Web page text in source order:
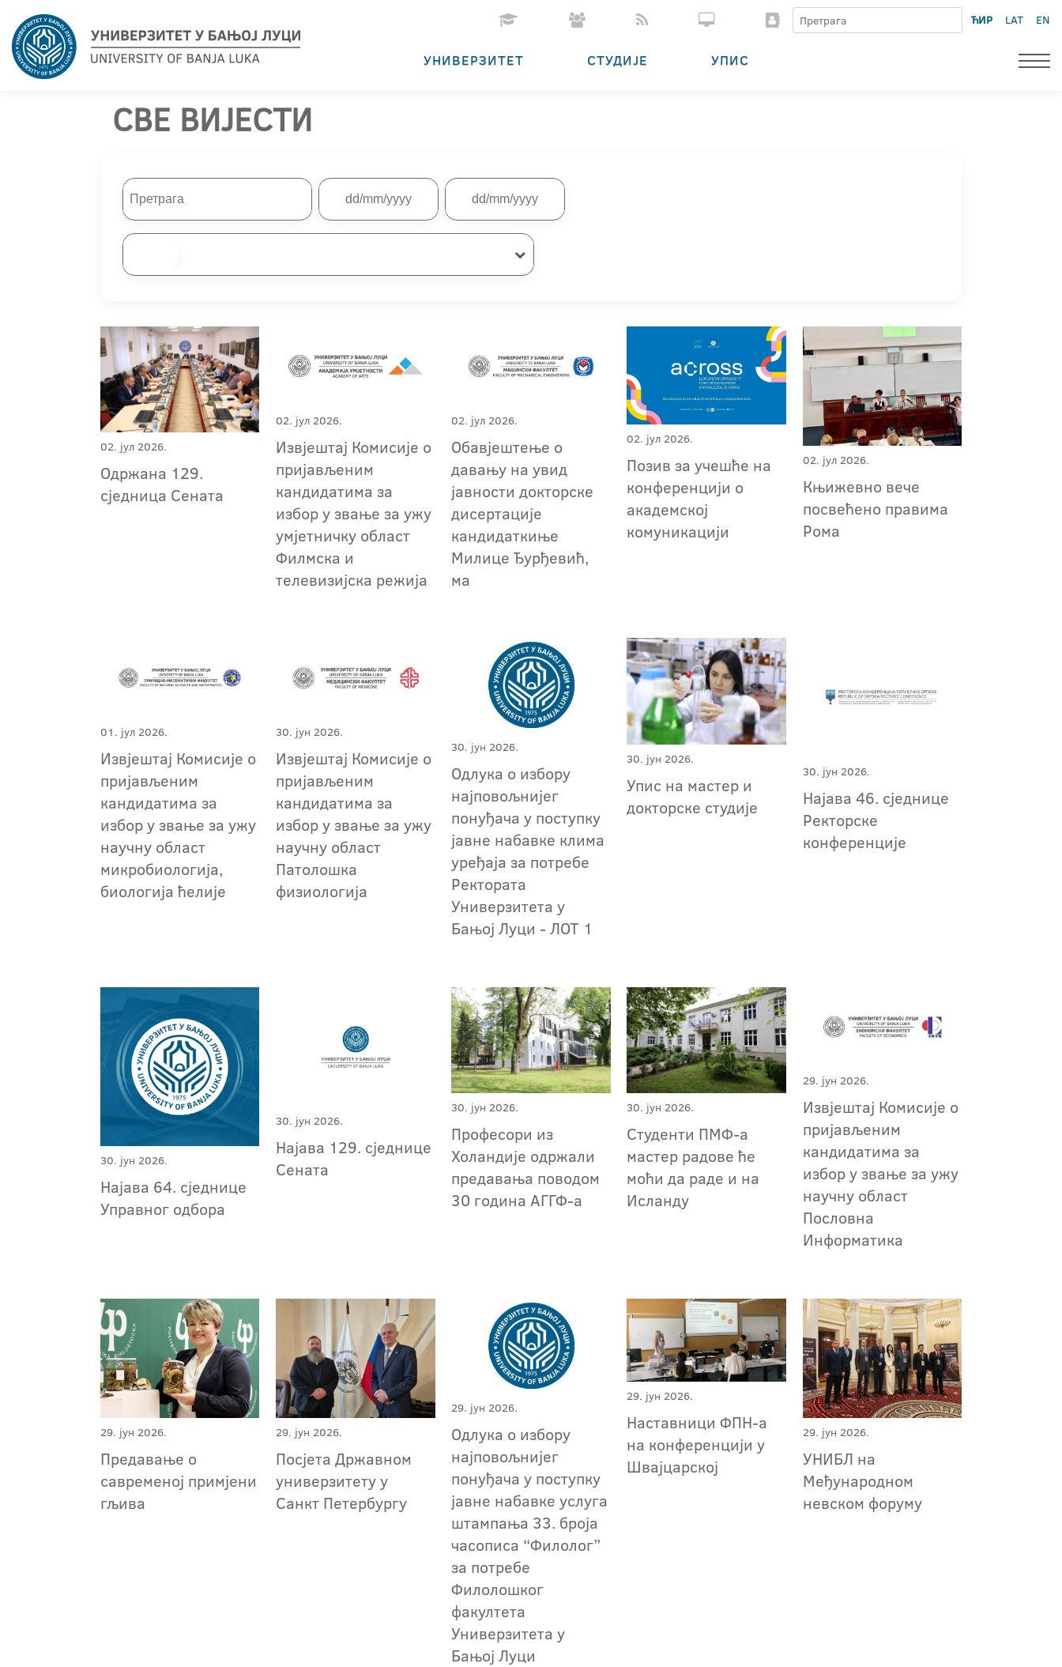
ЋИР LAT EN
УНИВЕРЗИТЕТ СТУДИЈЕ УПИС
СВЕ ВИЈЕСТИ
02. јул 2026.
Одржана 129.
сједница Сената
02. јул 2026.
Извјештај Комисије о
пријављеним
кандидатима за
избор у звање за ужу
умјетничку област
Филмска и
телевизијска режија
02. јул 2026.
Обавјештење о
давању на увид
јавности докторске
дисертације
кандидаткиње
Милице Ђурђевић,
ма
02. јул 2026.
Позив за учешће на
конференцији о
академској
комуникацији
02. јул 2026.
Књижевно вече
посвећено правима
Рома
01. јул 2026.
Извјештај Комисије о
пријављеним
кандидатима за
избор у звање за ужу
научну област
микробиологија,
биологија ћелије
30. јун 2026.
Извјештај Комисије о
пријављеним
кандидатима за
избор у звање за ужу
научну област
Патолошка
физиологија
30. јун 2026.
Одлука о избору
најповољнијег
понуђача у поступку
јавне набавке клима
уређаја за потребе
Ректората
Универзитета у
Бањој Луци - ЛОТ 1
30. јун 2026.
Упис на мастер и
докторске студије
30. јун 2026.
Најава 46. сједнице
Ректорске
конференције
30. јун 2026.
Најава 64. сједнице
Управног одбора
30. јун 2026.
Најава 129. сједнице
Сената
30. јун 2026.
Професори из
Холандије одржали
предавања поводом
30 година АГГФ-а
30. јун 2026.
Студенти ПМФ-а
мастер радове ће
моћи да раде и на
Исланду
29. јун 2026.
Извјештај Комисије о
пријављеним
кандидатима за
избор у звање за ужу
научну област
Пословна
Информатика
29. јун 2026.
Предавање о
савременој примјени
гљива
29. јун 2026.
Посјета Државном
универзитету у
Санкт Петербургу
29. јун 2026.
Одлука о избору
најповољнијег
понуђача у поступку
јавне набавке услуга
штампања 33. броја
часописа “Филолог”
за потребе
Филолошког
факултета
Универзитета у
Бањој Луци
29. јун 2026.
Наставници ФПН-а
на конференцији у
Швајцарској
29. јун 2026.
УНИБЛ на
Међународном
невском форуму